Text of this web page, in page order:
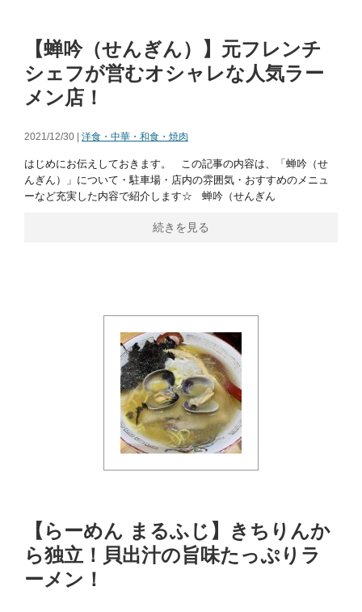
【蝉吟（せんぎん）】元フレンチ
シェフが営むオシャレな人気ラー
メン店！
2021/12/30 | 洋食・中華・和食・焼肉
はじめにお伝えしておきます。 この記事の内容は、「蝉吟（せ
んぎん）」について・駐車場・店内の雰囲気・おすすめのメニュ
ーなど充実した内容で紹介します☆ 蝉吟（せんぎん
続きを見る
【らーめん まるふじ】きちりんか
ら独立！貝出汁の旨味たっぷりラ
ーメン！